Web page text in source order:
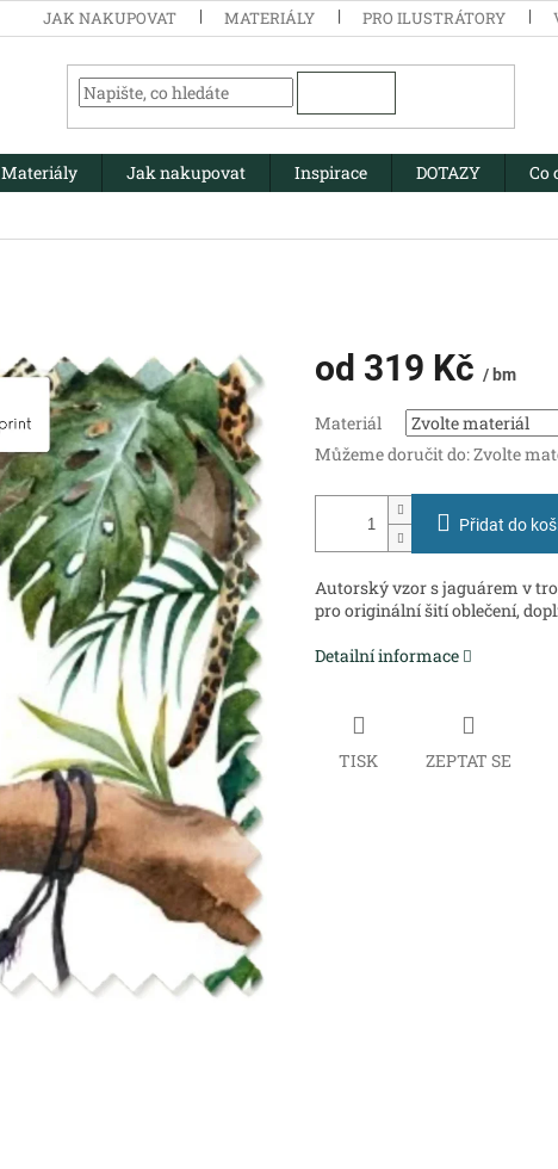
JAK NAKUPOVAT MATERIÁLY PRO ILUSTRÁTORY
Materiály Jak nakupovat Inspirace DOTAZY Co
od 319 Kč / bm
cena:
Materiál
Můžeme doručit do:Zvolte
Přidat do
Autorský vzor s jaguárem v
pro originální šití oblečení,
Detailní informace
TISK ZEPTAT SE